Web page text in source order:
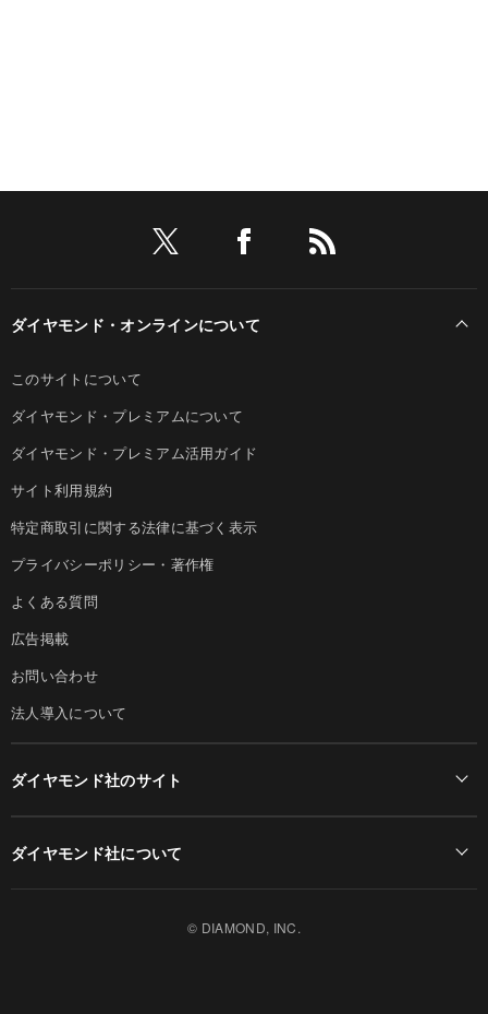
ダイヤモンド・オンラインについて
このサイトについて
ダイヤモンド・プレミアムについて
ダイヤモンド・プレミアム活用ガイド
サイト利用規約
特定商取引に関する法律に基づく表示
プライバシーポリシー・著作権
よくある質問
広告掲載
お問い合わせ
法人導入について
ダイヤモンド社のサイト
ダイヤモンド社について
© DIAMOND, INC.